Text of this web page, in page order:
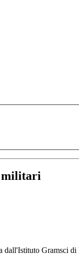
militari